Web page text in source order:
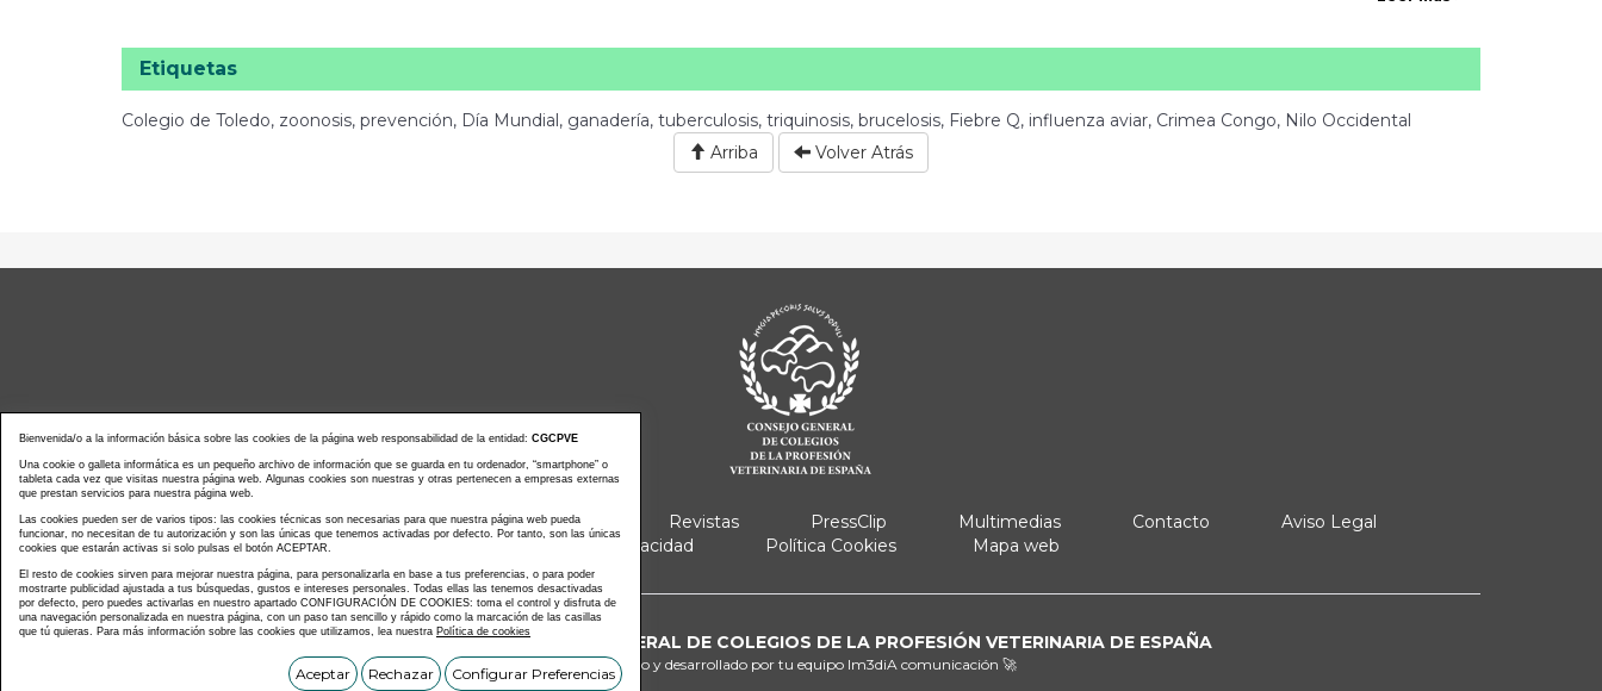
Etiquetas
Colegio de Toledo, zoonosis, prevención, Día Mundial, ganadería, tuberculosis, triquinosis, brucelosis, Fiebre Q, influenza aviar, Crimea Congo, Nilo Occidental
Arriba
Volver Atrás
Noticias actualidad Agenda de Actos Revistas PressClip Multimedias Contacto
Aviso Legal
Política Privacidad
Política Cookies Mapa web
Copyright © CONSEJO GENERAL DE COLEGIOS DE LA PROFESIÓN VETERINARIA DE ESPAÑA
Diseñado y desarrollado por tu equipo Im3diA comunicación 🚀
Bienvenida/o a la información básica sobre las cookies de la página web responsabilidad de la entidad: CGCPVE
Una cookie o galleta informática es un pequeño archivo de información que se guarda en tu ordenador, “smartphone” o
tableta cada vez que visitas nuestra página web. Algunas cookies son nuestras y otras pertenecen a empresas externas
que prestan servicios para nuestra página web.
Las cookies pueden ser de varios tipos: las cookies técnicas son necesarias para que nuestra página web pueda
funcionar, no necesitan de tu autorización y son las únicas que tenemos activadas por defecto. Por tanto, son las únicas
cookies que estarán activas si solo pulsas el botón ACEPTAR.
El resto de cookies sirven para mejorar nuestra página, para personalizarla en base a tus preferencias, o para poder
mostrarte publicidad ajustada a tus búsquedas, gustos e intereses personales. Todas ellas las tenemos desactivadas
por defecto, pero puedes activarlas en nuestro apartado CONFIGURACIÓN DE COOKIES: toma el control y disfruta de
una navegación personalizada en nuestra página, con un paso tan sencillo y rápido como la marcación de las casillas
que tú quieras. Para más información sobre las cookies que utilizamos, lea nuestra Política de cookies
Aceptar Rechazar Configurar Preferencias